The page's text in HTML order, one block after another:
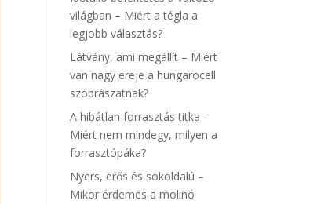
világban – Miért a tégla a
legjobb választás?
Látvány, ami megállít – Miért
van nagy ereje a hungarocell
szobrászatnak?
A hibátlan forrasztás titka –
Miért nem mindegy, milyen a
forrasztópáka?
Nyers, erős és sokoldalú –
Mikor érdemes a molinó